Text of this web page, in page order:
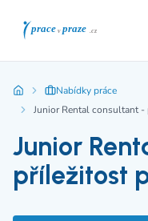
Nabídky práce
Junior Rental consultant
Junior
příležitost